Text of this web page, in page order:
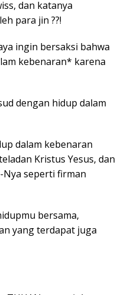
dan katanya
para jin ??!
ingin bersaksi bahwa
kebenaran* karena
dengan hidup dalam
dalam kebenaran
Kristus Yesus, dan
seperti firman
bersama,
yang terdapat juga